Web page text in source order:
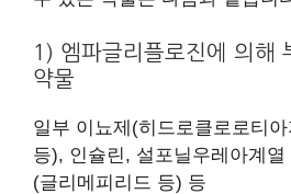
1) 엠파글리플로진에 의해
약물
일부 이뇨제(히드로클로로티
등), 인슐린, 설포닐우레아계열
(글리메피리드 등) 등